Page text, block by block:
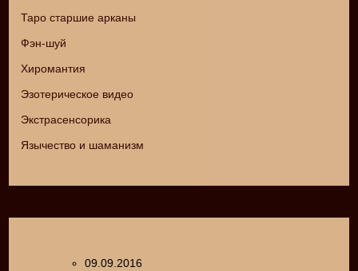
Таро старшие арканы
Фэн-шуй
Хиромантия
Эзотерическое видео
Экстрасенсорика
Язычество и шаманизм
09.09.2016